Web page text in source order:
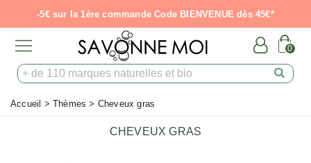
-5€ sur la 1ère commande Code BIENVENUE dès 45€*
0
Accueil > Thèmes > Cheveux gras
CHEVEUX GRAS